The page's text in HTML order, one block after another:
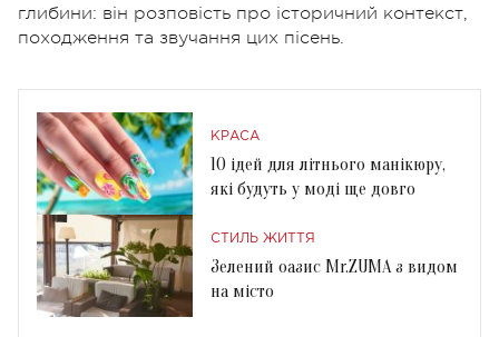
глибини: він розповість про історичний контекст,
походження та звучання цих пісень.
КРАСА
10 ідей для літнього манікюру,
які будуть у моді ще довго
СТИЛЬ ЖИТТЯ
Зелений оазис Mr.ZUMA з видом
на місто